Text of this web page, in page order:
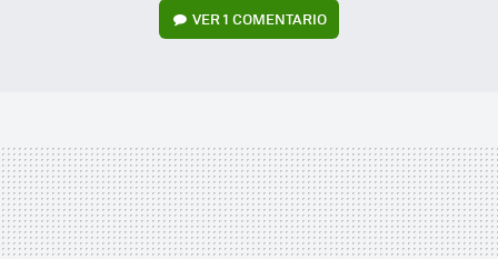
VER1 COMENTARIO